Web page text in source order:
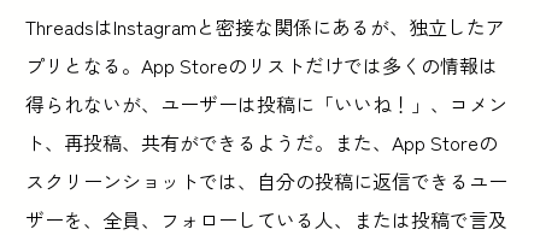
ThreadsはInstagramと密接な関係にあるが、独立したア
プリとなる。App Storeのリストだけでは多くの情報は
得られないが、ユーザーは投稿に「いいね！」、コメン
ト、再投稿、共有ができるようだ。また、App Storeの
スクリーンショットでは、自分の投稿に返信できるユー
ザーを、全員、フォローしている人、または投稿で言及